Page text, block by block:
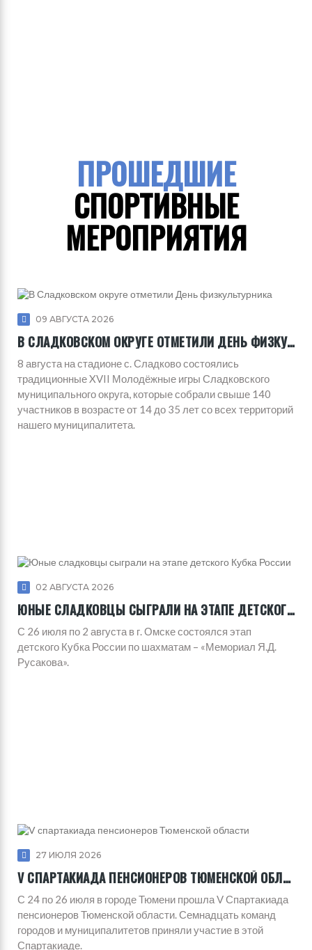
ПРОШЕДШИЕ
СПОРТИВНЫЕ
МЕРОПРИЯТИЯ
09 АВГУСТА 2026
В СЛАДКОВСКОМ ОКРУГЕ ОТМЕТИЛИ ДЕНЬ ФИЗКУЛЬТУРНИКА
8 августа на стадионе с. Сладково состоялись
традиционные XVII Молодёжные игры Сладковского
муниципального округа, которые собрали свыше 140
участников в возрасте от 14 до 35 лет со всех территорий
нашего муниципалитета.
02 АВГУСТА 2026
ЮНЫЕ СЛАДКОВЦЫ СЫГРАЛИ НА ЭТАПЕ ДЕТСКОГО КУБКА РОССИИ
С 26 июля по 2 августа в г. Омске состоялся этап
детского Кубка России по шахматам – «Мемориал Я.Д.
Русакова».
27 ИЮЛЯ 2026
V СПАРТАКИАДА ПЕНСИОНЕРОВ ТЮМЕНСКОЙ ОБЛАСТИ
С 24 по 26 июля в городе Тюмени прошла V Спартакиада
пенсионеров Тюменской области. Семнадцать команд
городов и муниципалитетов приняли участие в этой
Спартакиаде.